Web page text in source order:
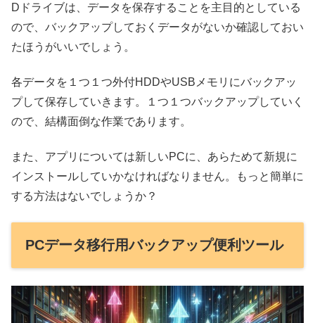
Dドライブは、データを保存することを主目的としている
ので、バックアップしておくデータがないか確認しておい
たほうがいいでしょう。
各データを１つ１つ外付HDDやUSBメモリにバックアッ
プして保存していきます。１つ１つバックアップしていく
ので、結構面倒な作業であります。
また、アプリについては新しいPCに、あらためて新規に
インストールしていかなければなりません。もっと簡単に
する方法はないでしょうか？
PCデータ移行用バックアップ便利ツール